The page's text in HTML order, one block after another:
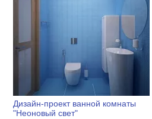
Дизайн-проект ванной комнаты
"Неоновый свет"